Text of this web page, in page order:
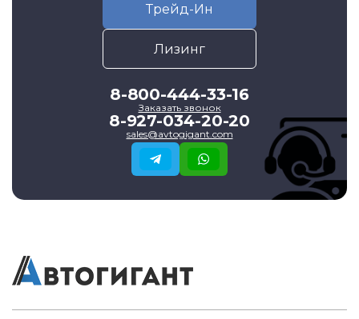
Трейд-Ин
Лизинг
8-800-444-33-16
Заказать звонок
8-927-034-20-20
sales@avtogigant.com